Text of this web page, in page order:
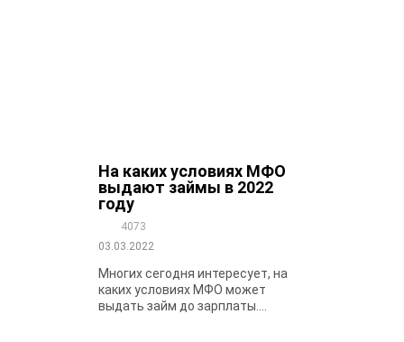
На каких условиях МФО
выдают займы в 2022
году
4073
03.03.2022
Многих сегодня интересует, на
каких условиях МФО может
выдать займ до зарплаты....